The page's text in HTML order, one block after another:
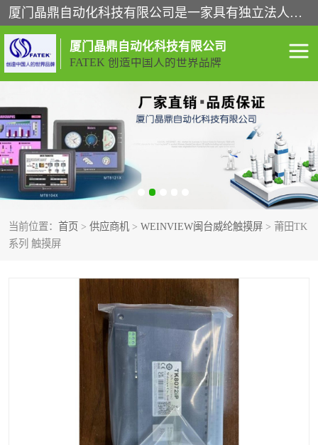
厦门晶鼎自动化科技有限公司是一家具有独立法人资格的高新技术企业；代理销售的产品有台湾威纶触摸屏，魏德米勒全系列，永宏触摸屏,威纶触摸屏,台湾威纶weinview触摸屏,台湾永宏PLC，FATEK,永宏伺服,图儿克总线，施耐德，欧姆龙，西门子，富士变频，K&N蓝系列， BUSSMANN，松下变频器，丹佛斯变频器等。
厦门晶鼎自动化科技有限公司
FATEK 创造中国人的世界品牌
当前位置： 首页 > 供应商机 > WEINVIEW闽台威纶触摸屏 > 莆田TK
系列 触摸屏
闽台永宏PLC WEINVIEW闽台威纶触摸
正弦变频器正弦伺服 魏德米勒接线端子
ABB电流开关 魏德米勒电源
丹佛斯变频器 MOXA通讯模块
西门子
其他
安士能开关
普洛菲斯触摸屏
魏德米勒继电器 施迈赛限位开关